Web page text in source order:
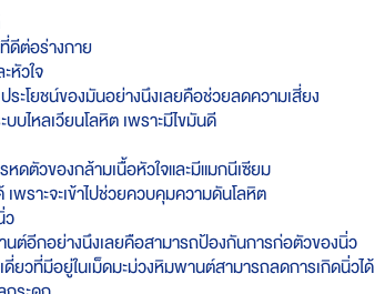
ดีต่อร่างกาย
หัวใจ
ะโยชน์ของมันอย่างนึงเลยคือช่วยลดความเสี่ยง
บบไหลเวียนโลหิต เพราะมีไขมันดี
ดตัวของกล้ามเนื้อหัวใจและมีแมกนีเซียม
พราะจะเข้าไปช่วยควบคุมความดันโลหิต
ว
นต์อีกอย่างนึงเลยคือสามารถป้องกันการก่อตัวของนิ่ว
ดี่ยวที่มีอยู่ในเม็ดมะม่วงหิมพานต์สามารถลดการเกิดนิ่วได้